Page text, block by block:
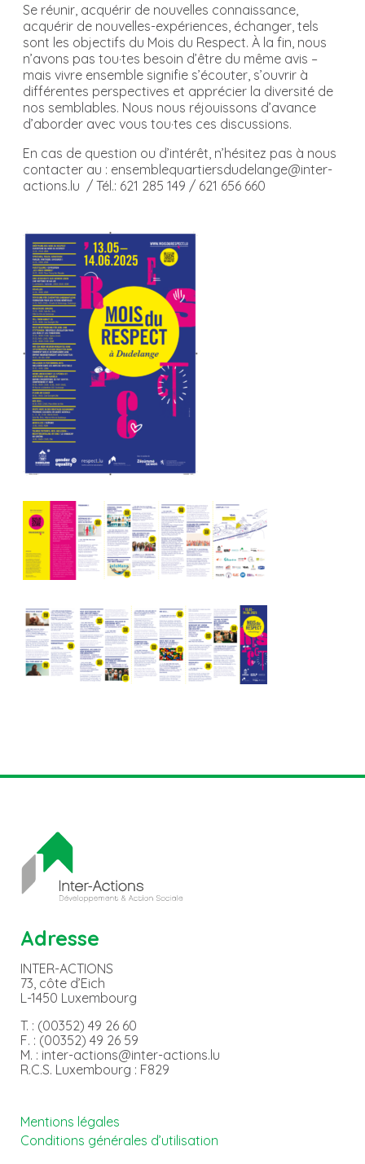
Se réunir, acquérir de nouvelles connaissance,
acquérir de nouvelles-expériences, échanger, tels
sont les objectifs du Mois du Respect. À la fin, nous
n’avons pas tou·tes besoin d’être du même avis –
mais vivre ensemble signifie s’écouter, s’ouvrir à
différentes perspectives et apprécier la diversité de
nos semblables. Nous nous réjouissons d’avance
d’aborder avec vous tou·tes ces discussions.
En cas de question ou d’intérêt, n’hésitez pas à nous
contacter au : ensemblequartiersdudelange@inter-
actions.lu / Tél.: 621 285 149 / 621 656 660
Adresse
INTER-ACTIONS
73, côte d’Eich
L-1450 Luxembourg
T. : (00352) 49 26 60
F. : (00352) 49 26 59
M. : inter-actions@inter-actions.lu
R.C.S. Luxembourg : F829
Mentions légales
Conditions générales d’utilisation